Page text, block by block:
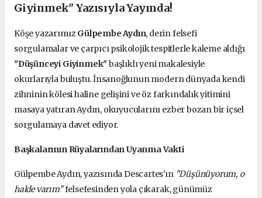
Giyinmek" Yazısıyla Yayında!
Köşe yazarımızGülpembe Aydın, derin felsefi
sorgulamalar ve çarpıcı psikolojik tespitlerle kaleme aldığı
"Düşünceyi Giyinmek"başlıklı yeni makalesiyle
okurlarıyla buluştu. İnsanoğlunun modern dünyada kendi
zihninin kölesi haline gelişini ve öz farkındalık yitimini
masaya yatıran Aydın, okuyucularını ezber bozan bir içsel
sorgulamaya davet ediyor.
Başkalarının Rüyalarından Uyanma Vakti
Gülpembe Aydın, yazısında Descartes'ın "Düşünüyorum, o
halde varım"felsefesinden yola çıkarak, günümüz